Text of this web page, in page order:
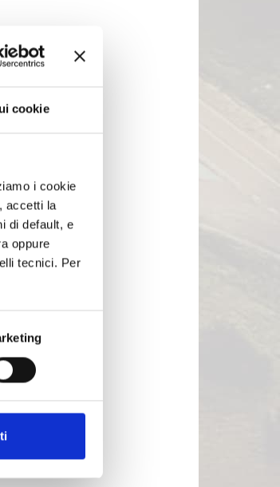
cookie
i cookie
accetti la
di default, e
oppure
tecnici. Per